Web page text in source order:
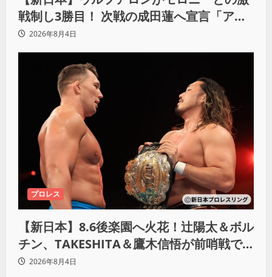
戦制し3勝目！ 次戦の成田蓮へ宣言「アイ
ツの王道を俺の王道でぶち壊す」
2026年8月4日
プロレス
【新日本】8.6後楽園へ火花！辻陽太＆ボル
チン、TAKESHITA＆鷹木信悟が前哨戦で
激突2026年8月4日